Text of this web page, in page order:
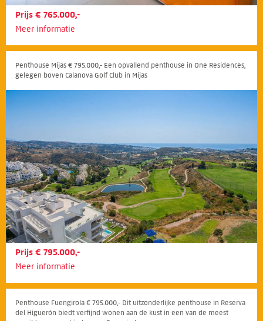
Prijs € 765.000,-
Meer informatie
Penthouse Mijas € 795.000,- Een opvallend penthouse in One Residences,
gelegen boven Calanova Golf Club in Mijas
Prijs € 795.000,-
Meer informatie
Penthouse Fuengirola € 795.000,- Dit uitzonderlijke penthouse in Reserva
del Higuerón biedt verfijnd wonen aan de kust in een van de meest